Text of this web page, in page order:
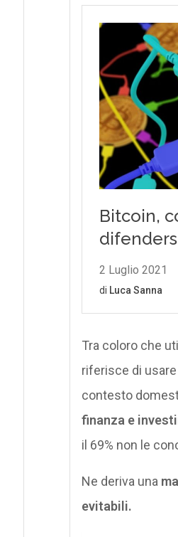
Tra coloro che
riferisce di
contesto
finanza e
il 69% non le
Ne deriva una
evitabili.